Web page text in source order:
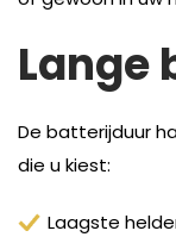
Lange
De batterijduur
die u kiest:
Laagste